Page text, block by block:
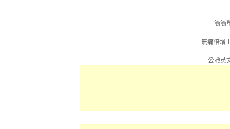
簡簡
無痛倍增
公職英